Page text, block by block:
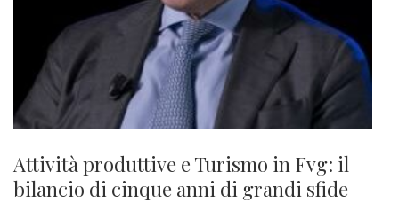
Attività produttive e Turismo in Fvg: il
bilancio di cinque anni di grandi sfide